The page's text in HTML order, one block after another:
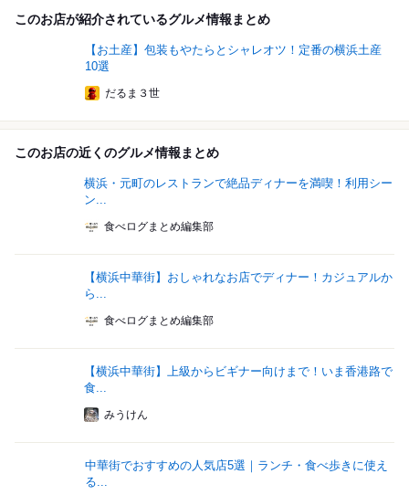
このお店が紹介されているグルメ情報まとめ
【お土産】包装もやたらとシャレオツ！定番の横浜土産
10選
だるま３世
このお店の近くのグルメ情報まとめ
横浜・元町のレストランで絶品ディナーを満喫！利用シー
ン...
食べログまとめ編集部
【横浜中華街】おしゃれなお店でディナー！カジュアルか
ら...
食べログまとめ編集部
【横浜中華街】上級からビギナー向けまで！いま香港路で
食...
みうけん
中華街でおすすめの人気店5選｜ランチ・食べ歩きに使え
る...